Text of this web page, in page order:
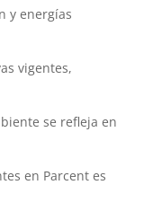
y energías
vigentes,
se refleja en
en Parcent es